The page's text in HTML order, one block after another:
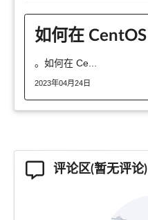
。如何在 Ce...
2023年04月24日
评论区(暂无评论)